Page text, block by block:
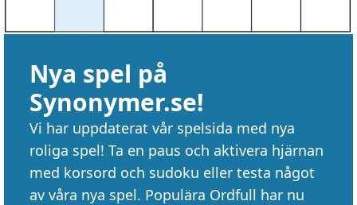
Nya spel på
Synonymer.se!
Vi har uppdaterat vår spelsida med nya
roliga spel! Ta en paus och aktivera hjärnan
med korsord och sudoku eller testa något
av våra nya spel. Populära Ordfull har nu